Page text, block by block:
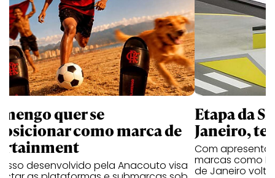
quer se
como marca de
desenvolvido pela Anacouto visa
Etapa da
Janeiro,
Com
marcas como
de Janeiro